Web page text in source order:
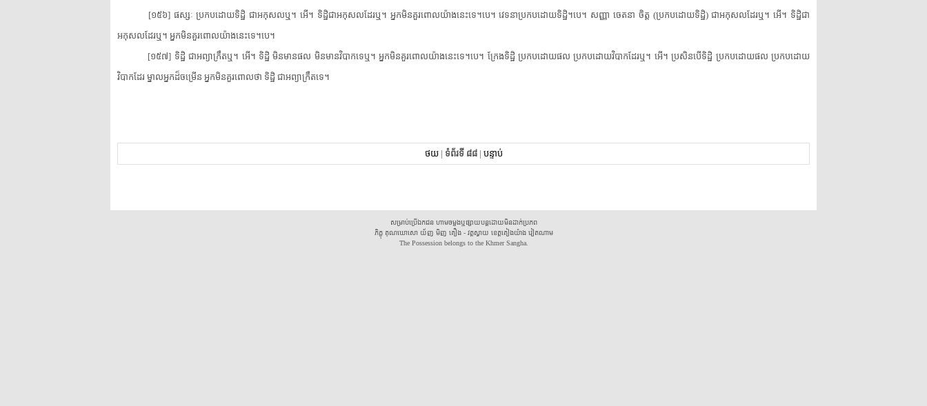
[១៥៦] ផស្សៈ ប្រកបដោយ​ទិដ្ឋិ ជាអកុសល​ឬ។ អើ។ ទិដ្ឋិ​ជាអកុសល​ដែរ​ឬ។ អ្នក​មិន​គួរ​ពោល​យ៉ាងនេះ​ទេ។បេ។ វេទនា​ប្រកបដោយ​ទិដ្ឋិ។បេ។ សញ្ញា ចេតនា ចិត្ត (ប្រកបដោយ​ទិដ្ឋិ) ជាអកុសល​ដែរ​ឬ។ អើ។ ទិដ្ឋិ​ជា
អកុសល​ដែរ​ឬ។ អ្នក​មិន​គួរ​ពោល​យ៉ាងនេះ​ទេ។បេ។
[១៥៧] ទិដ្ឋិ ជា​អព្យាក្រឹត​ឬ។ អើ។ ទិដ្ឋិ មិន​មានផល មិន​មាន​វិបាក​ទេ​ឬ។ អ្នក​មិន​គួរ​ពោល​យ៉ាងនេះ​ទេ។បេ។ ក្រែង​ទិដ្ឋិ ប្រកបដោយ​ផល ប្រកបដោយ​វិបាក​ដែរ​ឬ។ អើ។ ប្រសិនបើ​ទិដ្ឋិ ប្រកបដោយ​ផល ប្រកបដោយ​
វិបាក​ដែរ ម្នាល​អ្នក​ដ៏​ចម្រើន អ្នក​មិន​គួរ​ពោល​ថា ទិដ្ឋិ ជា​អព្យាក្រឹត​ទេ។
ថយ| ទំព័រទី ៨៨| បន្ទាប់
សម្រាប់ប្រើឯកជន ហាមចម្លងឬផ្សាយបន្តដោយមិនដាក់ប្រភព
ភិក្ខុ គុណឃោសោ យ័ញ មិញ គឿង - វត្តស្វាយ ខេត្តគៀងយ៉ាង វៀតណាម
The Possession belongs to the Khmer Sangha.